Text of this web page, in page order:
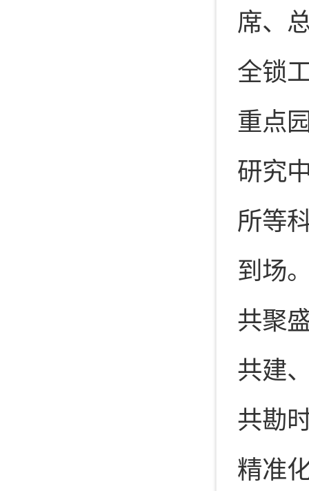
席、
全锁
重点
研究
所等
到场
共聚
共建
共勘
精准